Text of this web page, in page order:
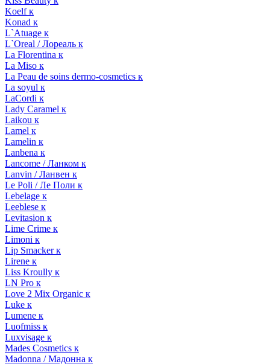
Koelf к
Konad к
L`Atuage к
L`Oreal / Лореаль к
La Florentina к
La Miso к
La Peau de soins dermo-cosmetics к
La soyul к
LaCordi к
Lady Caramel к
Laikou к
Lamel к
Lamelin к
Lanbena к
Lancome / Ланком к
Lanvin / Ланвен к
Le Poli / Ле Поли к
Lebelage к
Leeblese к
Levitasion к
Lime Crime к
Limoni к
Lip Smacker к
Lirene к
Liss Kroully к
LN Pro к
Love 2 Mix Organic к
Luke к
Lumene к
Luofmiss к
Luxvisage к
Mades Cosmetics к
Madonna / Мадонна к